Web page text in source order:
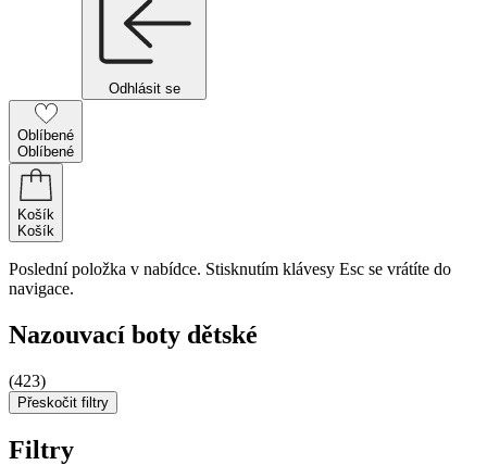
Odhlásit se
Oblíbené
Oblíbené
Košík
Košík
Poslední položka v nabídce. Stisknutím klávesy Esc se vrátíte do
navigace.
Nazouvací boty dětské
(423)
Přeskočit filtry
Filtry